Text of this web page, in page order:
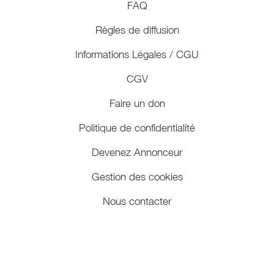
FAQ
Règles de diffusion
Informations Légales / CGU
CGV
Faire un don
Politique de confidentialité
Devenez Annonceur
Gestion des cookies
Nous contacter